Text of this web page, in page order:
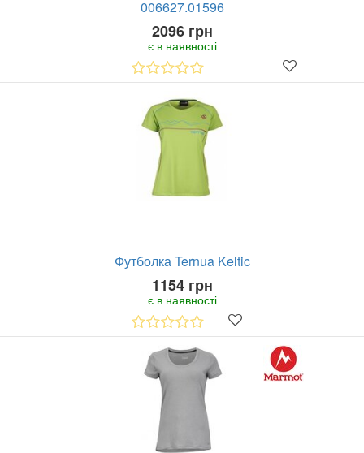
006627.01596
2096 грн
є в наявності
Футболка Ternua Keltic
1154 грн
є в наявності